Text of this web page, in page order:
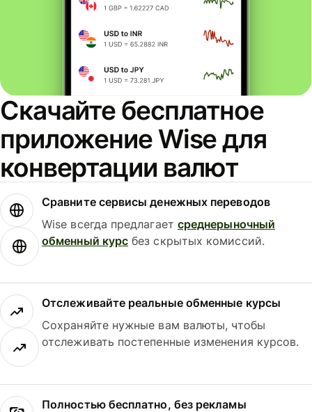
Скачайте бесплатное
приложение Wise для
конвертации валют
Сравните сервисы денежных переводов
Wise всегда предлагает среднерыночный
обменный курс без скрытых комиссий.
Отслеживайте реальные обменные курсы
Сохраняйте нужные вам валюты, чтобы
отслеживать постепенные изменения курсов.
Полностью бесплатно, без рекламы